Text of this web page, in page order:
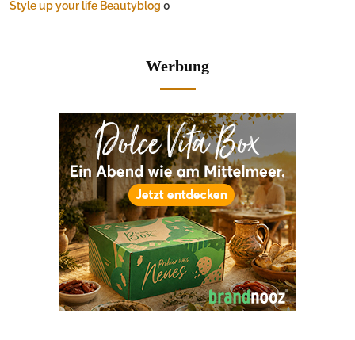
Style up your life Beautyblog 0
Werbung